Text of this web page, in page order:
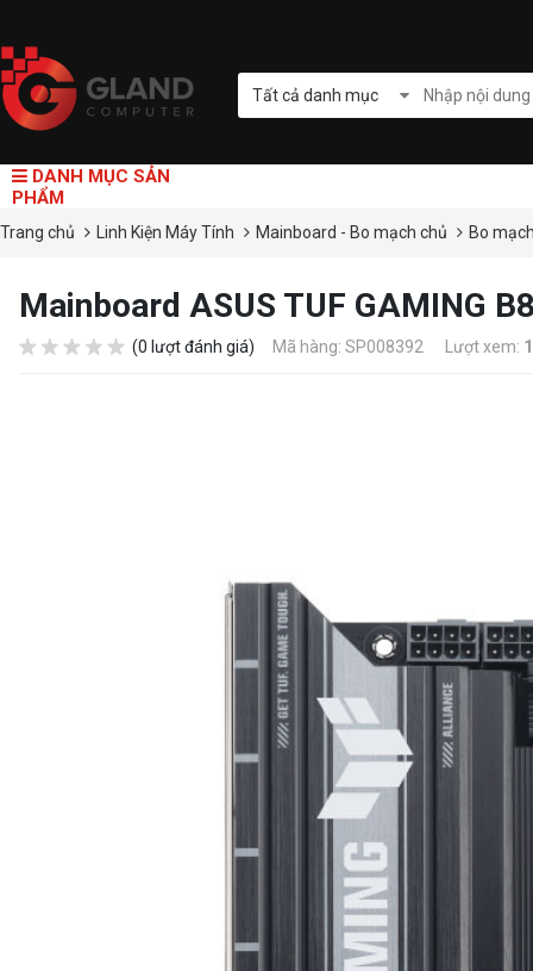
Tất cả danh mục
DANH MỤC SẢN
PHẨM
Trang chủ Linh Kiện Máy Tính Mainboard - Bo mạch chủ Bo
Mainboard ASUS TUF GAMING
(0 lượt đánh giá) Mã hàng: SP008392 Lượt xem: